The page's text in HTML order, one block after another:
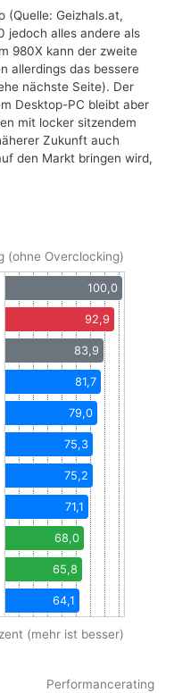
(Quelle: Geizhals.at,
jedoch alles andere als
980X kann der zweite
allerdings das bessere
nächste Seite). Der
Desktop-PC bleibt aber
mit locker sitzendem
Zukunft auch
den Markt bringen wird,
(ohne Overclocking)
100,0
92,9
83,9
81,7
79,0
75,3
75,2
71,1
68,0
65,8
64,1
(mehr ist besser)
Performancerating